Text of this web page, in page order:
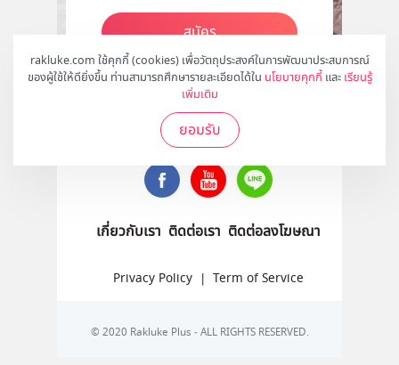
rakluke.com ใช้คุกกี้ (cookies) เพื่อวัตถุประสงค์ในการพัฒนาประสบการณ์
ของผู้ใช้ให้ดียิ่งขึ้น ท่านสามารถศึกษารายละเอียดได้ใน นโยบายคุกกี้ และ เรียนรู้
เพิ่มเติม
ยอมรับ
สมัคร
ติดตามเราได้ที่
เกี่ยวกับเรา ติดต่อเรา ติดต่อลงโฆษณา
Privacy Policy | Term of Service
© 2020 Rakluke Plus - ALL RIGHTS RESERVED.